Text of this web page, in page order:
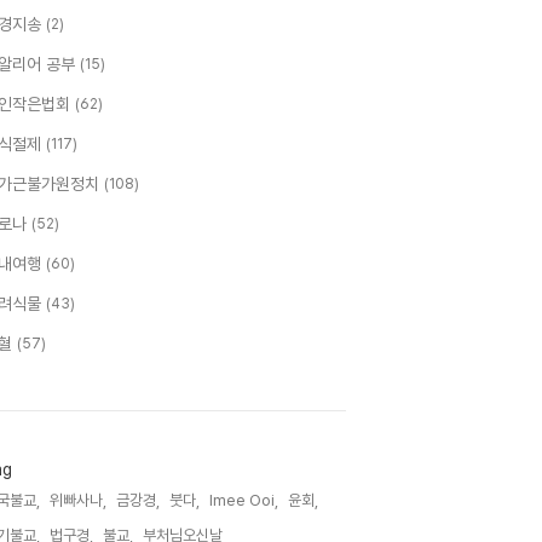
지송 (2)
리어 공부 (15)
작은법회 (62)
절제 (117)
근불가원정치 (108)
나 (52)
여행 (60)
식물 (43)
(57)
불교, 위빠사나, 금강경, 붓다, Imee Ooi,
윤회,
불교,
법구경, 불교, 부처님오신날,